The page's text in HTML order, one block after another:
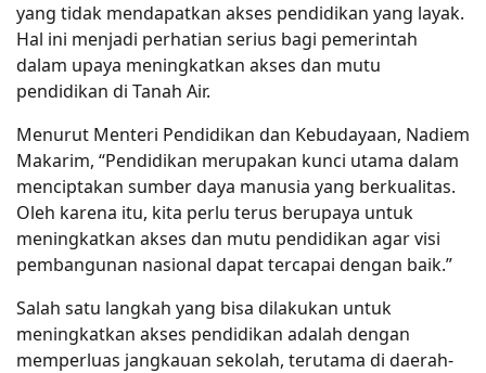
yang tidak mendapatkan akses pendidikan yang layak.
Hal ini menjadi perhatian serius bagi pemerintah
dalam upaya meningkatkan akses dan mutu
pendidikan di Tanah Air.
Menurut Menteri Pendidikan dan Kebudayaan, Nadiem
Makarim, “Pendidikan merupakan kunci utama dalam
menciptakan sumber daya manusia yang berkualitas.
Oleh karena itu, kita perlu terus berupaya untuk
meningkatkan akses dan mutu pendidikan agar visi
pembangunan nasional dapat tercapai dengan baik.”
Salah satu langkah yang bisa dilakukan untuk
meningkatkan akses pendidikan adalah dengan
memperluas jangkauan sekolah, terutama di daerah-